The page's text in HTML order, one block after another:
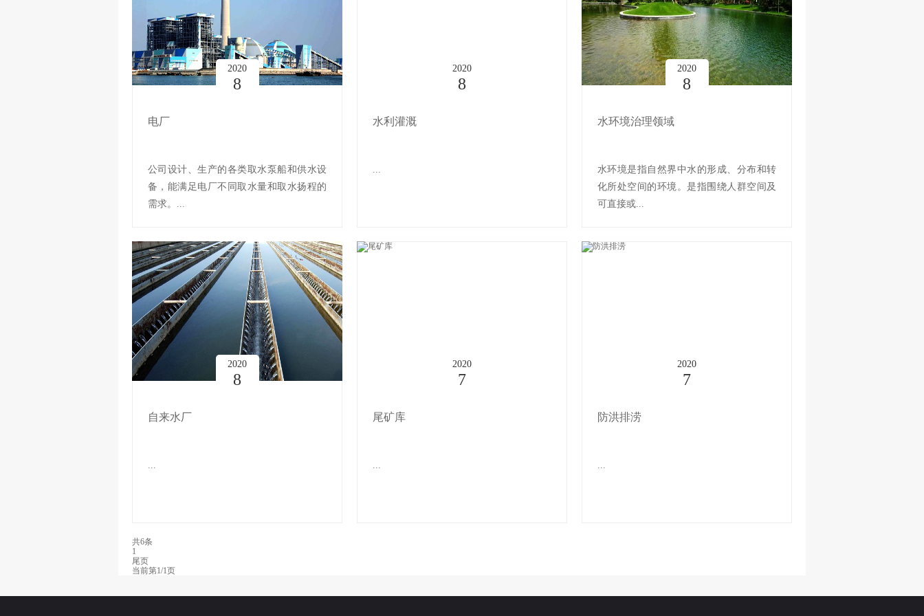
2020
8
电厂
公司设计、生产的各类取水泵船和供水设
备，能满足电厂不同取水量和取水扬程的
需求。...
2020
8
水利灌溉
...
2020
8
水环境治理领域
水环境是指自然界中水的形成、分布和转
化所处空间的环境。是指围绕人群空间及
可直接或...
2020
8
自来水厂
...
2020
7
尾矿库
...
2020
7
防洪排涝
...
共6条
1
尾页
当前第1/1页